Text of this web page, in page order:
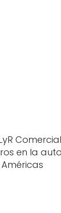
en la
Américas